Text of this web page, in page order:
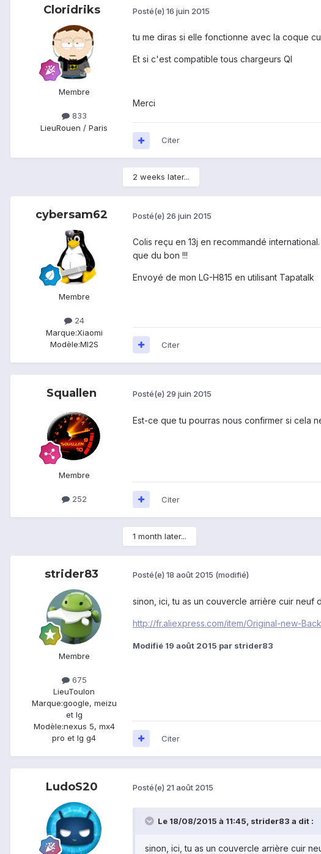
Cloridriks
Membre
833
LieuRouen / Paris
Posté(e) 16 juin 2015
tu me diras si elle fonctionne avec la coque
Et si c'est compatible tous chargeurs QI
Merci
Citer
2 weeks later...
cybersam62
Membre
24
Marque:Xiaomi
Modèle:MI2S
Posté(e) 26 juin 2015
Colis reçu en 13j en recommandé
que du bon !!!
Envoyé de mon LG-H815 en utilisant Tapatalk
Citer
Squallen
Membre
252
Posté(e) 29 juin 2015
Est-ce que tu pourras nous confirmer si cela
Citer
1 month later...
strider83
Membre
675
LieuToulon
Marque:google, meizu
et lg
Modèle:nexus 5, mx4
pro et lg g4
Posté(e) 18 août 2015 (modifié)
sinon, ici, tu as un couvercle arrière cuir neuf
http://fr.aliexpress.com/item/Original-new-
Modifié 19 août 2015 par strider83
Citer
LudoS20 Posté(e) 21 août 2015
Le 18/08/2015 à 11:45, strider83 a dit :
sinon, ici, tu as un couvercle arrière cuir